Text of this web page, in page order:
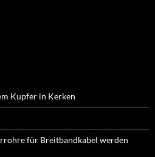
Kupfer in Kerken
für Breitbandkabel werden